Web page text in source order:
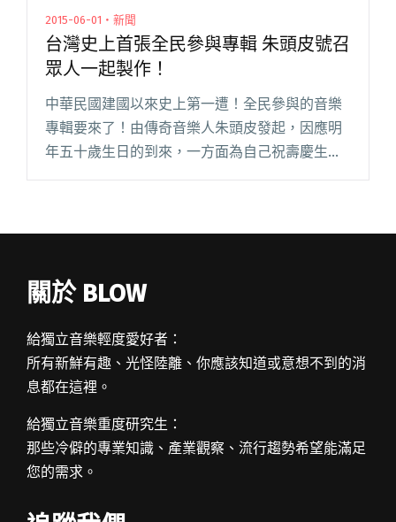
2015-06-01・新聞
台灣史上首張全民參與專輯 朱頭皮號召
眾人一起製作！
中華民國建國以來史上第一遭！全民參與的音樂
專輯要來了！由傳奇音樂人朱頭皮發起，因應明
年五十歲生日的到來，一方面為自己祝壽慶生．
一方面想藉此「公開透明的新世代」挑戰新型態
關於 BLOW
給獨立音樂輕度愛好者：
所有新鮮有趣、光怪陸離、你應該知道或意想不到的消
息都在這裡。
給獨立音樂重度研究生：
那些冷僻的專業知識、產業觀察、流行趨勢希望能滿足
您的需求。